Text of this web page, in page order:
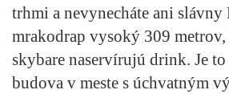
trhmi a nevynecháte ani
mrakodrap vysoký 309
skybare naservírujú drink. Je
budova v meste s úchvatným